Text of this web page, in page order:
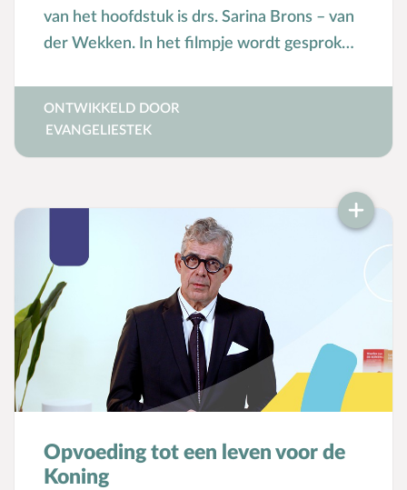
van het hoofdstuk is drs. Sarina Brons – van
der Wekken. In het filmpje wordt gesproken
ONTWIKKELD DOOR
EVANGELIESTEK
Opvoeding tot een leven voor de
Koning